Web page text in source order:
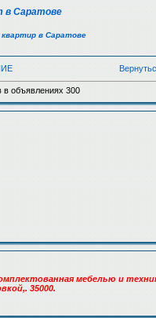
в Саратове
в Саратове
в объявлениях 300
мебелью и
35000.